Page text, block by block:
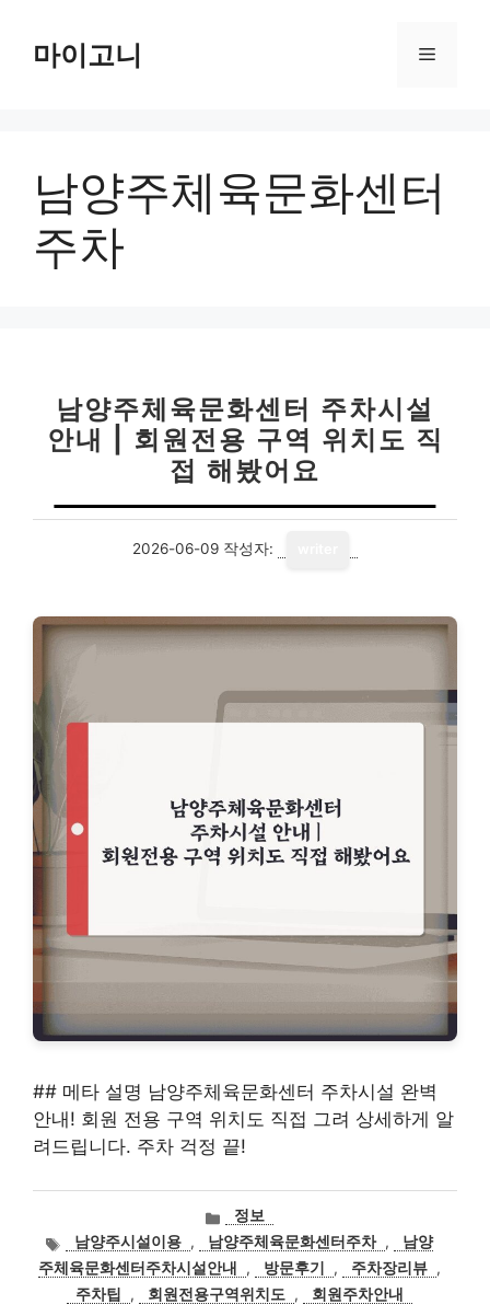
마이고니 메
남양주체육문화센터
주차
남양주체육문화센터 주차시설
안내 | 회원전용 구역 위치도 직
접 해봤어요
2026-06-09 작성자:
## 메타 설명 남양주체육문화센터 주차시설 완벽
안내! 회원 전용 구역 위치도 직접 그려 상세하게 알
려드립니다. 주차 걱정 끝!
카
테
고
리
정보
태
그
남양주시설이용 , 남양주체육문화센터주차 ,
남양
주체육문화센터주차시설안내
, 방문후기 , 주차장리뷰 ,
주차팁
, 회원전용구역위치도 , 회원주차안내